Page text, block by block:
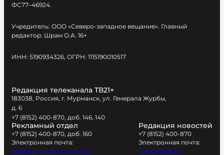
ФС77–46924.
Учредитель: ООО «Северо-западное вещание». Главный
редактор: Шрам О.А. 16+
ИНН: 5190934326, ОГРН: 1115190010517
Редакция телеканала ТВ21+
183038, Россия, г. Мурманск, ул. Генерала Журбы,
д. 6
+7 (8152) 400-870, доб. 146, 140
Рекламный отдел
+7 (8152) 400-870, доб. 160
Электронная почта:
tv21kompania@yandex.ru
Редакция новостей
+7 (8152) 400-870
Электронная почта:
news@tv21.ru